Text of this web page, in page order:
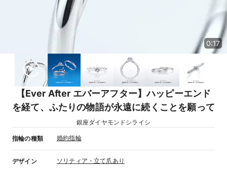
0:17
【Ever After エバーアフター】ハッピーエンド
を経て、ふたりの物語が永遠に続くことを願って
銀座ダイヤモンドシライシ
指輪の種類 婚約指輪
デザイン ソリティア・立て爪あり